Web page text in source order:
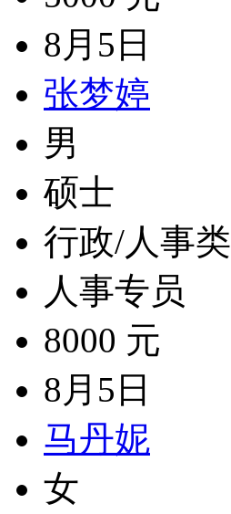
8月5日
张梦婷
男
硕士
行政/人事类
人事专员
8000 元
8月5日
马丹妮
女